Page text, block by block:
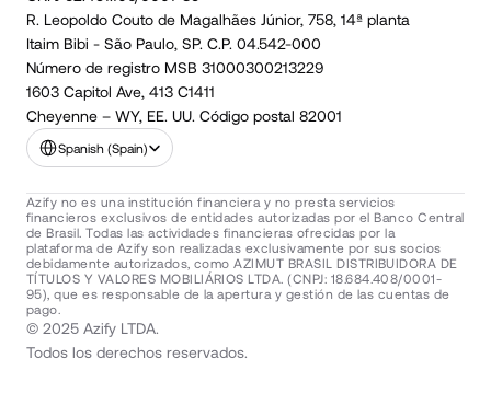
R. Leopoldo Couto de Magalhães Júnior, 758, 14ª planta
Itaim Bibi - São Paulo, SP. C.P. 04.542-000
Número de registro MSB 31000300213229
1603 Capitol Ave, 413 C1411
Cheyenne – WY, EE. UU. Código postal 82001
Select Language
Spanish (Spain)
Azify no es una institución financiera y no presta servicios
financieros exclusivos de entidades autorizadas por el Banco Central
de Brasil. Todas las actividades financieras ofrecidas por la
plataforma de Azify son realizadas exclusivamente por sus socios
debidamente autorizados, como AZIMUT BRASIL DISTRIBUIDORA DE
TÍTULOS Y VALORES MOBILIÁRIOS LTDA. (CNPJ: 18.684.408/0001-
95), que es responsable de la apertura y gestión de las cuentas de
pago.
© 2025 Azify LTDA.
Todos los derechos reservados.